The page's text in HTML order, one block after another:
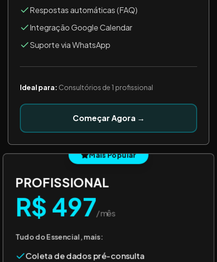
Respostas automáticas (FAQ)
Integração Google Calendar
Suporte via WhatsApp
Ideal para: Consultórios de 1 profissional
Começar Agora →
Mais Popular
PROFISSIONAL
R$ 497/mês
Tudo do Essencial, mais:
Coleta de dados pré-consulta